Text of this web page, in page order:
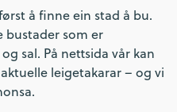
å finne ein stad å bu.
bustader som er
sal. På nettsida vår kan
leigetakarar – og vi